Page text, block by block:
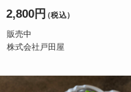
2,800円（税込）
販売中
株式会社戸田屋